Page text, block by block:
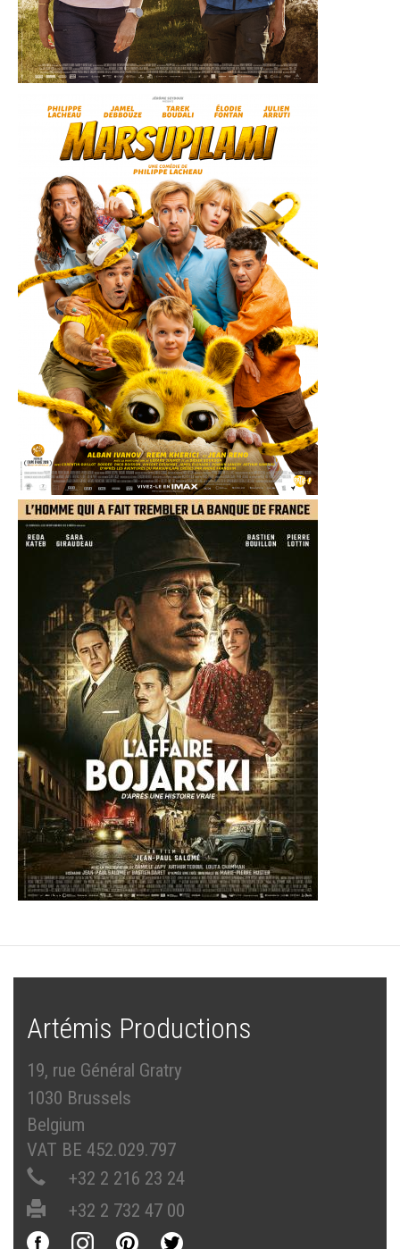
Artémis Productions
19, rue Général Gratry
1030 Brussels
Belgium
VAT BE 452.029.797
+32 2 216 23 24
+32 2 732 47 00